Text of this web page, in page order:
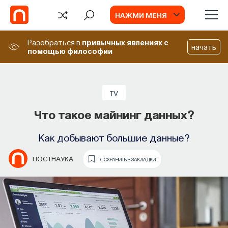
НАЖМИ МЕНЯ
Разобраться в привычных явлениях с
помощью философии
начать
TV
Что такое майнинг данных?
Как добывают большие данные?
ПОСТНАУКА СОХРАНИТЬ В ЗАКЛАДКИ
Химия между нейронами:
вещества, которые управляют нами
Как наши память, потребности, эмоции,
внимание, воля связаны с передачей
сигналов от нейромедиаторов?
ВЯЧЕСЛАВ ДУБЫНИН СОХРАНИТЬ В ЗАКЛАДКИ
ВИДЕО
Туннельный эффект